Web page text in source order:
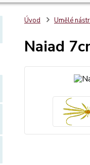
Úvod Umělé
Naiad